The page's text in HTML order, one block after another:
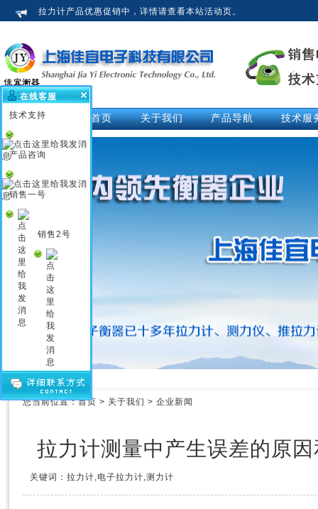
拉力计产品优惠促销中，详情请查看本站活动页。
网站首页 关于我们
公司介绍
行业知识
企业文化
产品导航
拉力计
推拉力计
数显拉力计
电子测力计
电子测力仪
无线测力计
无线拉力计
压力测力计
技术服
技术文
您当前位置：首页 > 关于我们 > 企业新闻
拉力计测量中产生误差的原
关键词：拉力计,电子拉力计,测力计
在线客服
技术支持
产品咨询
销售一号
销售2号